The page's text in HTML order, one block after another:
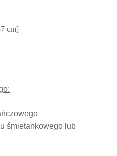
cm]
śmietankowego lub